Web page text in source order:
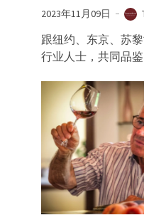
2023年11月09日
跟纽约、东京、苏
行业人士，共同品